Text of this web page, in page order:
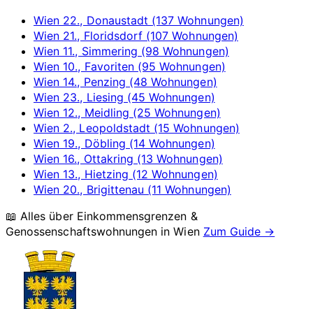
Wien 22., Donaustadt (137 Wohnungen)
Wien 21., Floridsdorf (107 Wohnungen)
Wien 11., Simmering (98 Wohnungen)
Wien 10., Favoriten (95 Wohnungen)
Wien 14., Penzing (48 Wohnungen)
Wien 23., Liesing (45 Wohnungen)
Wien 12., Meidling (25 Wohnungen)
Wien 2., Leopoldstadt (15 Wohnungen)
Wien 19., Döbling (14 Wohnungen)
Wien 16., Ottakring (13 Wohnungen)
Wien 13., Hietzing (12 Wohnungen)
Wien 20., Brigittenau (11 Wohnungen)
📖 Alles über Einkommensgrenzen &
Genossenschaftswohnungen inWien Zum Guide →